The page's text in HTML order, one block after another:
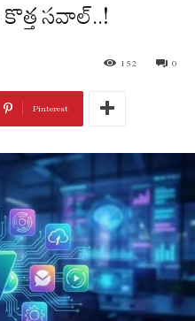
సవాల్..!
0
152
Pinterest